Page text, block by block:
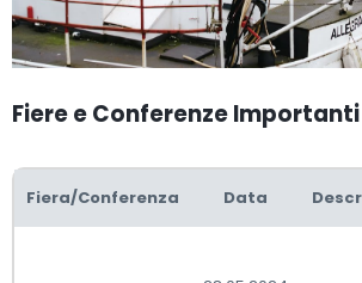
Fiere e Conferenze
Fiera/Conferenza Data